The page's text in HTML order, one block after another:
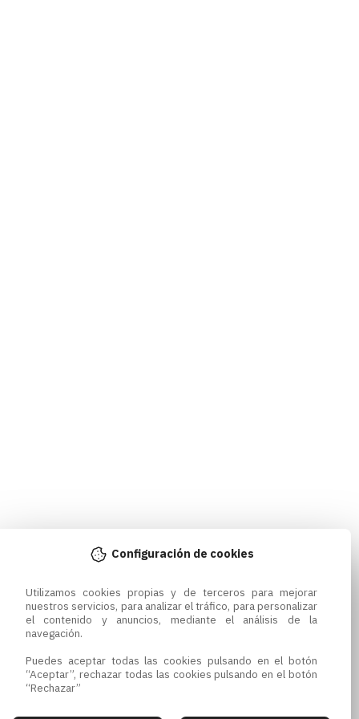
Configuración de cookies
Utilizamos cookies propias y de terceros para mejorar
nuestros servicios, para analizar el tráfico, para personalizar
el contenido y anuncios, mediante el análisis de la
navegación.
Puedes aceptar todas las cookies pulsando en el botón
“Aceptar”, rechazar todas las cookies pulsando en el botón
“Rechazar”